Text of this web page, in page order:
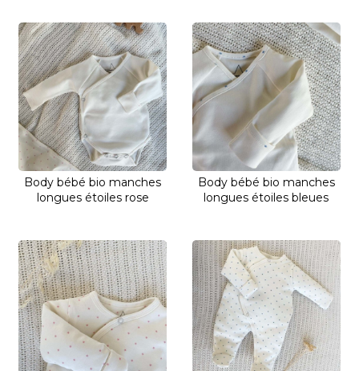
Body bébé bio manches
longues étoiles rose
Body bébé bio manches
longues étoiles bleues